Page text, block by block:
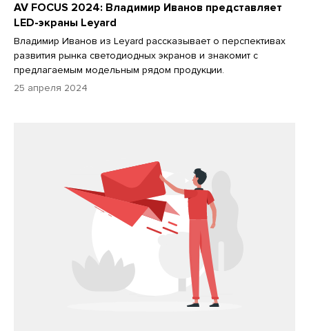
AV FOCUS 2024: Владимир Иванов представляет
LED-экраны Leyard
Владимир Иванов из Leyard рассказывает о перспективах
развития рынка светодиодных экранов и знакомит с
предлагаемым модельным рядом продукции.
25 апреля 2024